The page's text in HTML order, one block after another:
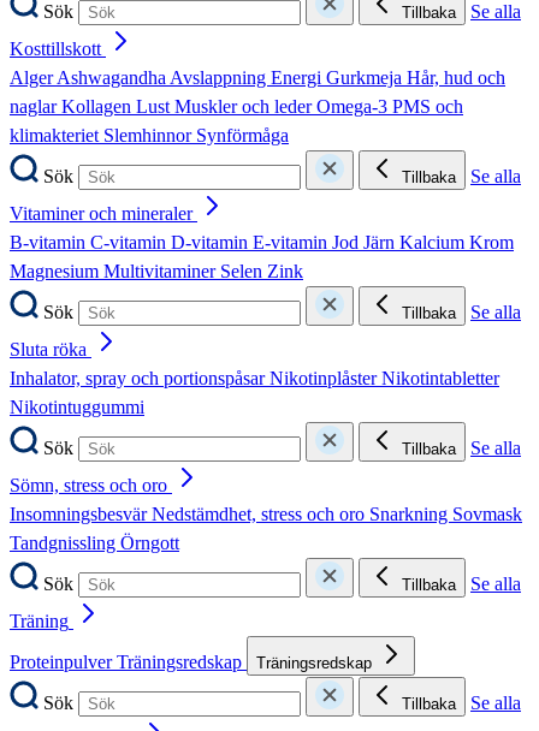
Sök Tillbaka
Se alla
Kosttillskott
AlgerAshwagandhaAvslappning Energi Gurkmeja Hår, hud och
naglarKollagen LustMuskler och lederOmega-3 PMS och
klimakteriet Slemhinnor Synförmåga
Sök
Tillbaka
Se alla
Vitaminer och mineraler
B-vitamin C-vitamin D-vitamin E-vitamin Jod Järn Kalcium Krom
Magnesium Multivitaminer Selen Zink
Sök
Tillbaka
Se alla
Sluta röka
Inhalator, spray och portionspåsarNikotinplåsterNikotintabletter
Nikotintuggummi
Sök
Tillbaka
Se alla
Sömn, stress och oro
InsomningsbesvärNedstämdhet, stress och oro Snarkning Sovmask
Tandgnissling Örngott
Sök
Tillbaka
Se alla
Träning
ProteinpulverTräningsredskap Träningsredskap
Sök Tillbaka
Se alla